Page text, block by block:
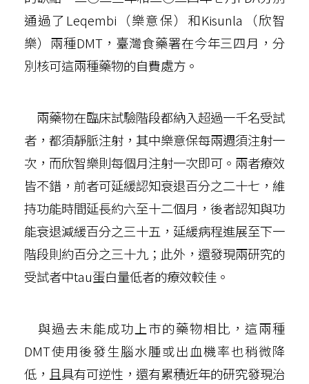
通過了Leqembi（樂意保）和Kisunla（欣智
樂）兩種DMT，臺灣食藥署在今年三四月，分
別核可這兩種藥物的自費處方。
兩藥物在臨床試驗階段都納入超過一千名受試
者，都須靜脈注射，其中樂意保每兩週須注射一
次，而欣智樂則每個月注射一次即可。兩者療效
皆不錯，前者可延緩認知衰退百分之二十七，維
持功能時間延長約六至十二個月，後者認知與功
能衰退減緩百分之三十五，延緩病程進展至下一
階段則約百分之三十九；此外，還發現兩研究的
受試者中tau蛋白量低者的療效較佳。
與過去未能成功上市的藥物相比，這兩種
DMT使用後發生腦水腫或出血機率也稍微降
低，且具有可逆性，還有累積近年的研究發現治